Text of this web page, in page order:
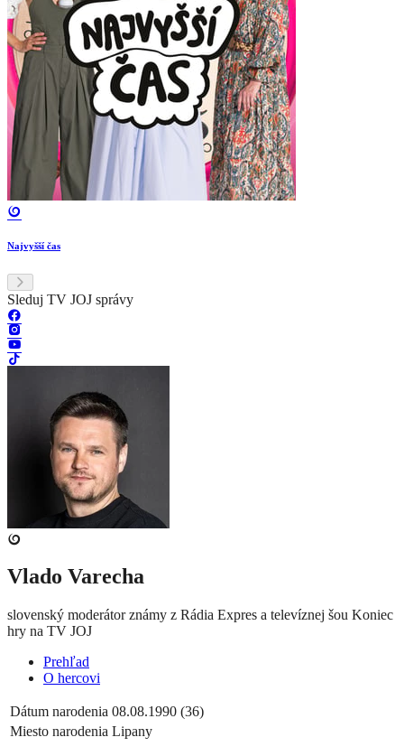
Najvyšší čas
Sleduj TV JOJ správy
Vlado Varecha
slovenský moderátor známy z Rádia Expres a televíznej šou Koniec
hry na TV JOJ
Prehľad
O hercovi
Dátum narodenia 08.08.1990 (36)
Miesto narodenia Lipany